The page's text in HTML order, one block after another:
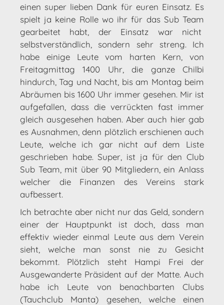
einen super lieben Dank für euren Einsatz. Es
spielt ja keine Rolle wo ihr für das Sub Team
gearbeitet habt, der Einsatz war nicht
selbstverständlich, sondern sehr streng. Ich
habe einige Leute vom harten Kern, von
Freitagmittag 1400 Uhr, die ganze Chilbi
hindurch, Tag und Nacht, bis am Montag beim
Abräumen bis 1600 Uhr immer gesehen. Mir ist
aufgefallen, dass die verrückten fast immer
gleich ausgesehen haben. Aber auch hier gab
es Ausnahmen, denn plötzlich erschienen auch
Leute, welche ich gar nicht auf dem Liste
geschrieben habe. Super, ist ja für den Club
Sub Team, mit über 90 Mitgliedern, ein Anlass
welcher die Finanzen des Vereins stark
aufbessert.
Ich betrachte aber nicht nur das Geld, sondern
einer der Hauptpunkt ist doch, dass man
effektiv wieder einmal Leute aus dem Verein
sieht, welche man sonst nie zu Gesicht
bekommt. Plötzlich steht Hampi Frei der
Ausgewanderte Präsident auf der Matte. Auch
habe ich Leute von benachbarten Clubs
(Tauchclub Manta) gesehen, welche einen